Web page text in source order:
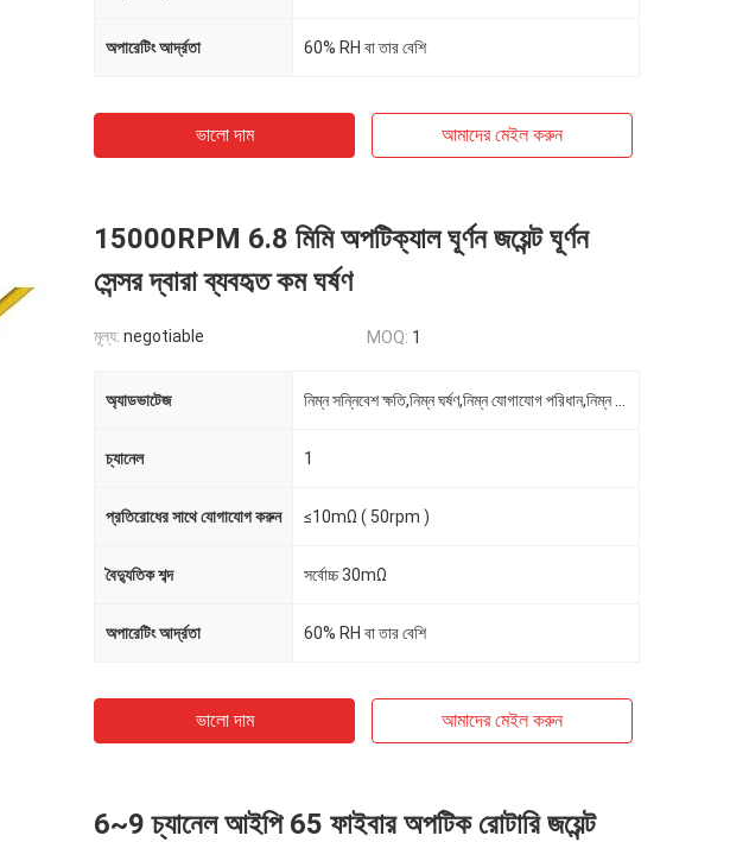
অপারেটিং আর্দ্রতা 60% RH বা তার বেশি
ভালো দাম আমাদের মেইল ​​করুন
15000RPM 6.8 মিমি অপটিক্যাল ঘূর্ণন জয়েন্ট ঘূর্ণন
সেন্সর দ্বারা ব্যবহৃত কম ঘর্ষণ
মূল্য: negotiable MOQ: 1
অ্যাডভাটেজ
চ্যানেল 1
প্রতিরোধের সাথে যোগাযোগ করুন ≤10mΩ ( 50rpm )
বৈদ্যুতিক শব্দ সর্বোচ্চ 30mΩ
অপারেটিং আর্দ্রতা 60% RH বা তার বেশি
ভালো দাম আমাদের মেইল ​​করুন
6~9 চ্যানেল আইপি 65 ফাইবার অপটিক রোটারি জয়েন্ট